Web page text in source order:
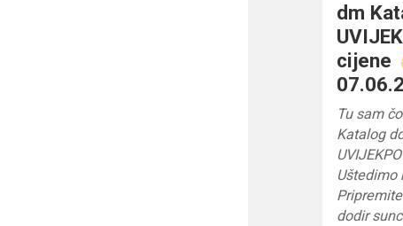
dm
cijene
Tu sam
Katalog
Uštedimo
dodir